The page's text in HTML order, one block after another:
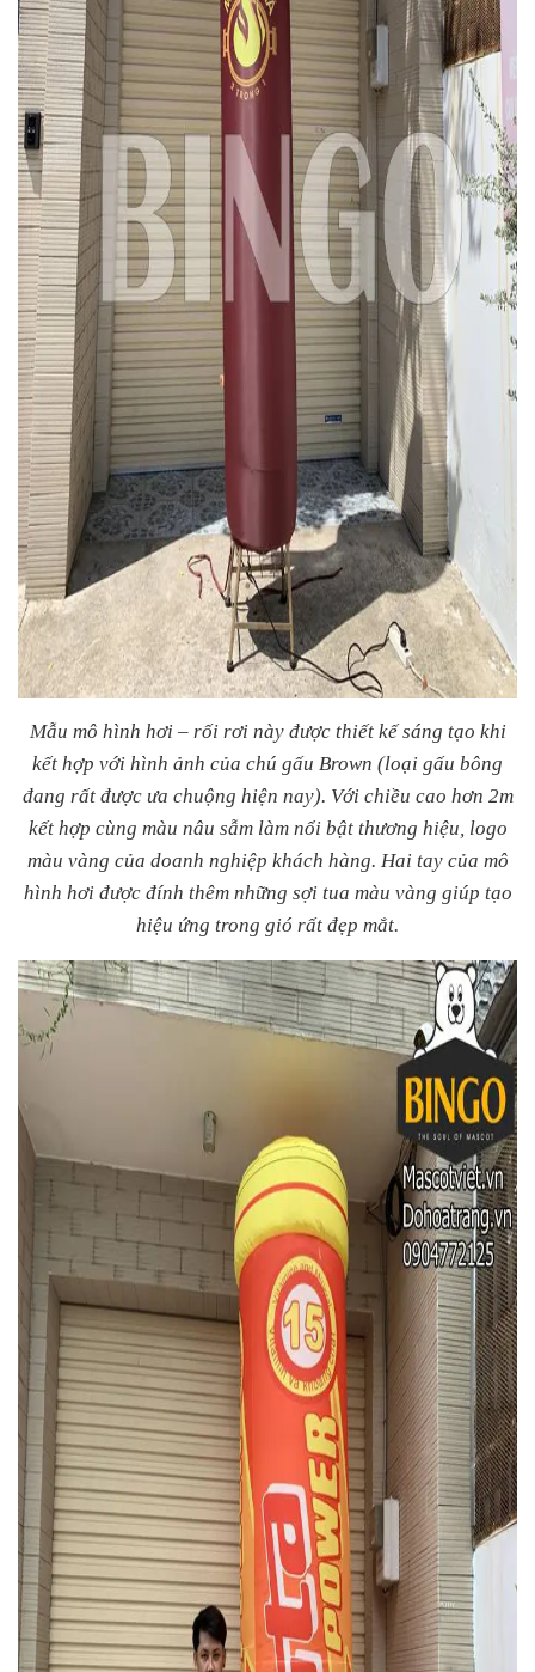
Mẫu mô hình hơi – rối rơi này được thiết kế sáng tạo khi
kết hợp với hình ảnh của chú gấu Brown (loại gấu bông
đang rất được ưa chuộng hiện nay). Với chiều cao hơn 2m
kết hợp cùng màu nâu sẫm làm nổi bật thương hiệu, logo
màu vàng của doanh nghiệp khách hàng. Hai tay của mô
hình hơi được đính thêm những sợi tua màu vàng giúp tạo
hiệu ứng trong gió rất đẹp mắt.